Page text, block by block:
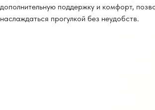
дополнительную поддержку и комфорт,
наслаждаться прогулкой без неудобств.